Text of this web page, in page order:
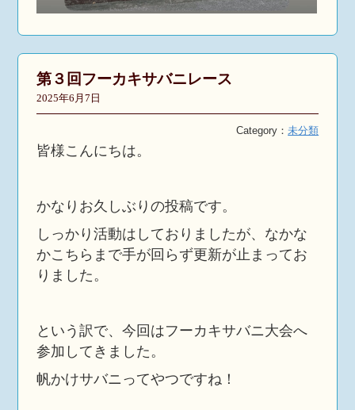
第３回フーカキサバニレース
2025年6月7日
Category：未分類
皆様こんにちは。
かなりお久しぶりの投稿です。
しっかり活動はしておりましたが、なかな
かこちらまで手が回らず更新が止まってお
りました。
という訳で、今回はフーカキサバニ大会へ
参加してきました。
帆かけサバニってやつですね！